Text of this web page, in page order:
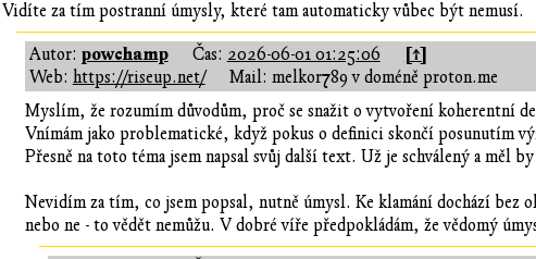
Vidíte za tím postranní úmysly, které tam automaticky vůbec být nemusí.
Autor: powchamp Čas: 2026-06-01 01:25:06 [↑]
Web: https://riseup.net/
Mail: melkor789 v doméně proton.me
Myslím, že rozumím důvodům, proč se snažit o vytvoření koherentní
Vnímám jako problematické, když pokus o definici skončí posunutím
Přesně na toto téma jsem napsal svůj další text. Už je schválený a měl
Nevidím za tím, co jsem popsal, nutně úmysl. Ke klamání dochází bez
nebo ne - to vědět nemůžu. V dobré víře předpokládám, že vědomý